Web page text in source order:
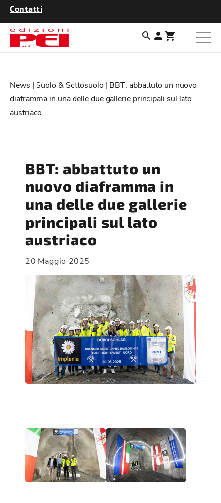
Contatti
News | Suolo & Sottosuolo | BBT: abbattuto un nuovo
diaframma in una delle due gallerie principali sul lato
austriaco
BBT: abbattuto un
nuovo diaframma in
una delle due gallerie
principali sul lato
austriaco
20 Maggio 2025